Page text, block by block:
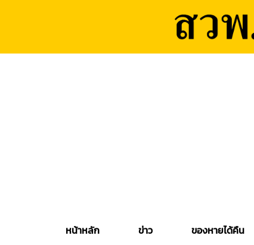
หน้าหลัก ข่าว ของหายได้คืน